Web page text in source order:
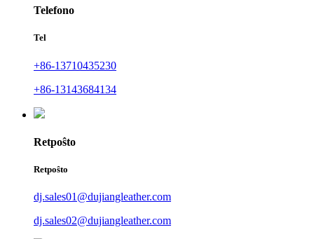
Telefono
Tel
+86-13710435230
+86-13143684134
Retpoŝto
Retpoŝto
dj.sales01@dujiangleather.com
dj.sales02@dujiangleather.com